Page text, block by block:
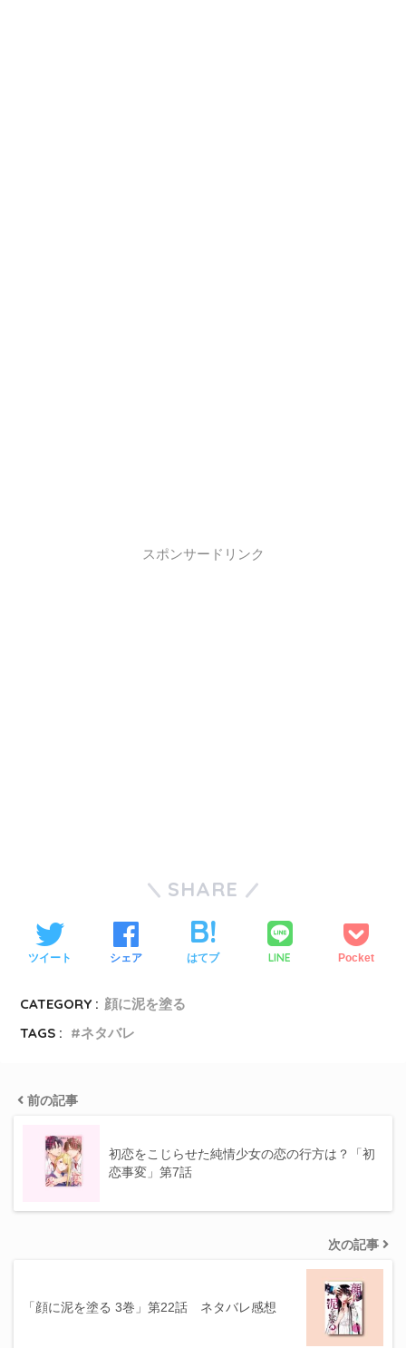
スポンサードリンク
SHARE
ツイート シェア はてブ LINE Pocket
CATEGORY : 顔に泥を塗る
TAGS :
ネタバレ
前の記事
初恋をこじらせた純情少女の恋の行方は？「初
恋事変」第7話
次の記事
「顔に泥を塗る 3巻」第22話 ネタバレ感想